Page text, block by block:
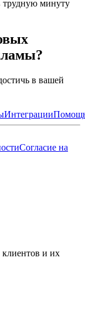
трудную минуту
в вашей
Интеграции
Согласие на
и их